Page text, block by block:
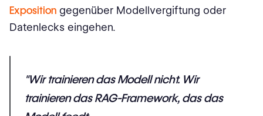
Exposition gegenüber Modellvergiftung oder
Datenlecks eingehen.
"Wir trainieren das Modell nicht. Wir
trainieren das RAG-Framework, das das